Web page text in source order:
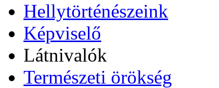
Hellytörténészeink
Képviselő
Látnivalók
Természeti örökség